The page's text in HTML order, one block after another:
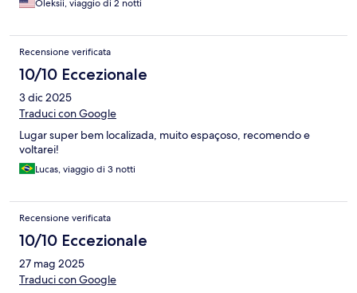
Oleksii, viaggio di 2 notti
Recensione verificata
10/10 Eccezionale
3 dic 2025
Traduci con Google
Lugar super bem localizada, muito espaçoso, recomendo e
voltarei!
Lucas, viaggio di 3 notti
Recensione verificata
10/10 Eccezionale
27 mag 2025
Traduci con Google